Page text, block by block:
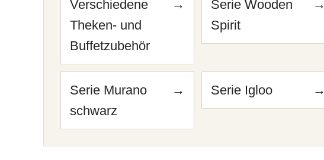
Verschiedene
Theken- und
Buffetzubehör
→
Serie Wooden
Spirit
→
Serie Murano
schwarz
→ Serie Igloo →